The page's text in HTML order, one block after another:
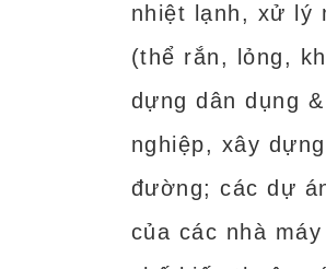
nhiệt lạnh, xử lý
(thể rắn, lỏng,
dựng dân dụng
nghiệp, xây
đường; các dự
của các nhà